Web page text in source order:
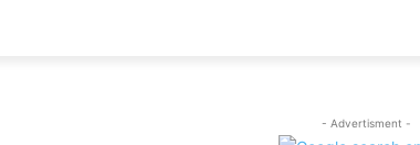
- Advertisment -